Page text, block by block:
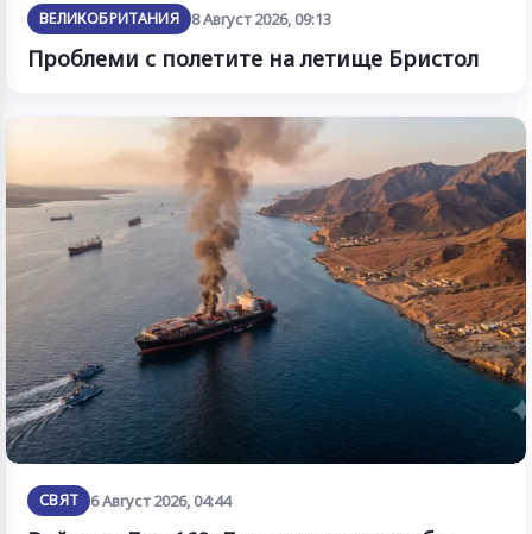
ВЕЛИКОБРИТАНИЯ 8 Август 2026, 09:13
Проблеми с полетите на летище Бристол
СВЯТ 6 Август 2026, 04:44